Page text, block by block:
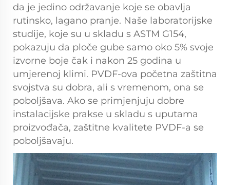
da je jedino održavanje koje se obavlja
rutinsko, lagano pranje. Naše laboratorijske
studije, koje su u skladu s ASTM G154,
pokazuju da ploče gube samo oko 5% svoje
izvorne boje čak i nakon 25 godina u
umjerenoj klimi. PVDF-ova početna zaštitna
svojstva su dobra, ali s vremenom, ona se
poboljšava. Ako se primjenjuju dobre
instalacijske prakse u skladu s uputama
proizvođača, zaštitne kvalitete PVDF-a se
poboljšavaju.